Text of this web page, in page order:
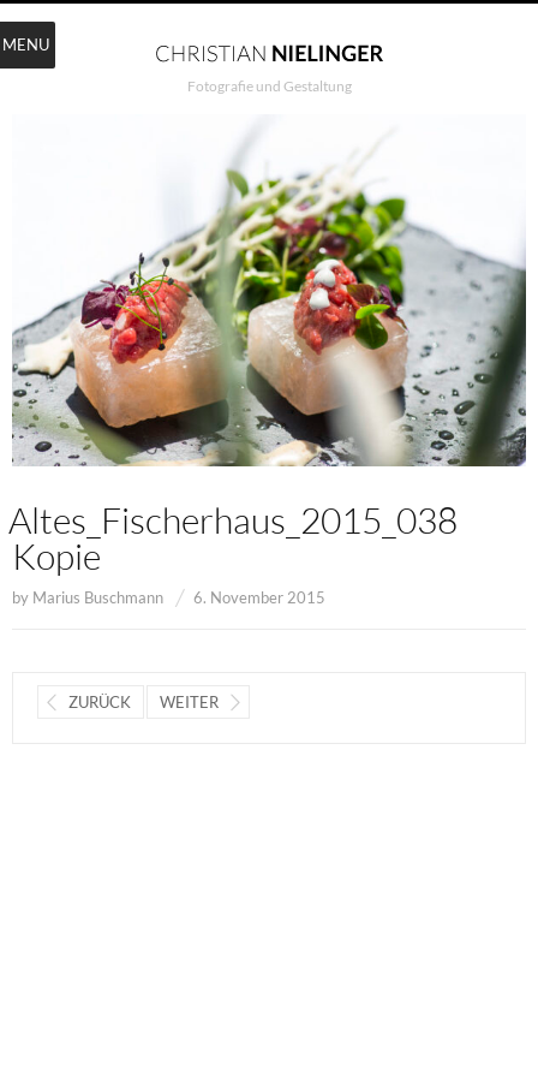
Fotografie und Gestaltung
Altes_Fischerhaus_2015_038
Kopie
by Marius Buschmann 6. November 2015
ZURÜCK WEITER
MENU